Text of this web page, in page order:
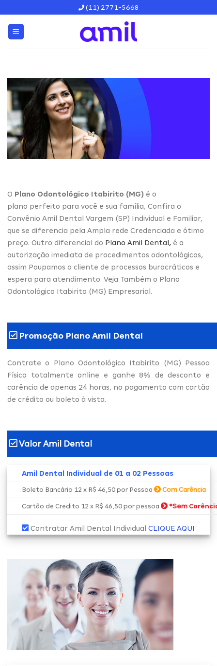
content
(11) 2771-5668
O Plano Odontológico Itabirito (MG) é o
plano perfeito para você e sua família, Confira o
Convênio Amil Dental Vargem (SP) Individual e Familiar,
que se diferencia pela Ampla rede Credenciada e ótimo
preço. Outro diferencial do Plano Amil Dental , é a
autorização imediata de procedimentos odontológicos,
assim Poupamos o cliente de processos burocráticos e
espera para atendimento. Veja Também o Plano
Odontológico Itabirito (MG) Empresarial.
Promoção Plano Amil Dental
Contrate o Plano Odontológico Itabirito (MG) Pessoa
Física totalmente online e ganhe 8% de desconto e
carência de apenas 24 horas, no pagamento com cartão
de crédito ou boleto à vista.
Valor Amil Dental
Amil Dental Individual de 01 a 02 Pessoas
Boleto Bancário 12 x R$ 46,50 por Pessoa Com Carência
Cartão de Credito 12 x R$ 46,50 por pessoa *Sem
Contratar Amil Dental Individual CLIQUE AQUI